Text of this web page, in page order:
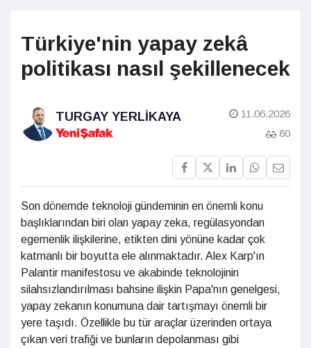
Türkiye'nin yapay zekâ
politikası nasıl şekillenecek
TURGAY YERLIKAYA
11.06.2026
80
Son dönemde teknoloji gündeminin en önemli konu
başlıklarından biri olan yapay zeka, regülasyondan
egemenlik ilişkilerine, etikten dini yönüne kadar çok
katmanlı bir boyutta ele alınmaktadır. Alex Karp'ın
Palantir manifestosu ve akabinde teknolojinin
silahsızlandırılması bahsine ilişkin Papa'nın genelgesi,
yapay zekanın konumuna dair tartışmayı önemli bir
yere taşıdı. Özellikle bu tür araçlar üzerinden ortaya
çıkan veri trafiği ve bunların depolanması gibi